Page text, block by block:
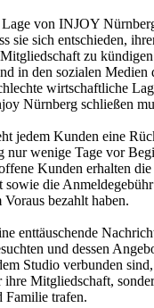
Lage von INJOY
sie sich entschieden,
zu
in den sozialen Medien
wirtschaftliche
Nürnberg schließen
jedem Kunden eine
wenige Tage vor
Kunden erhalten
sowie die
bezahlt haben.
enttäuschende
und dessen
Studio verbunden
Mitgliedschaft,
Familie trafen.